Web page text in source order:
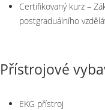
Certifikovaný kurz –
postgraduálního
Přístrojové
EKG přístroj